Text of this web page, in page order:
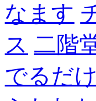
なます
ス 二階
でるだ